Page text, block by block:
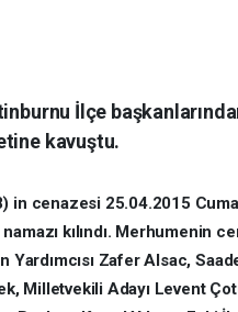
İlçe
kavuştu.
in cenazesi 25.04.2015
kılındı. Merhumenin
Yardımcısı Zafer Alsac,
Milletvekili Adayı Levent